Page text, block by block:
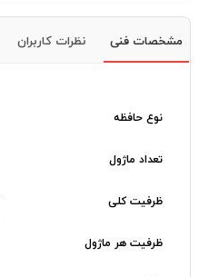
مشخصات فنی نظرات کاربران
نوع حافظه
تعداد ماژول
ظرفیت کلی
ظرفیت هر ماژول